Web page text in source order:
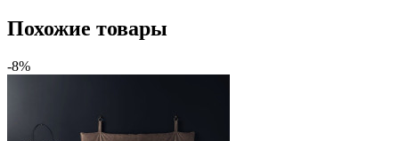
Похожие товары
-8%